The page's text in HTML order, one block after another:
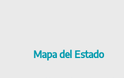
Mapa del Estado